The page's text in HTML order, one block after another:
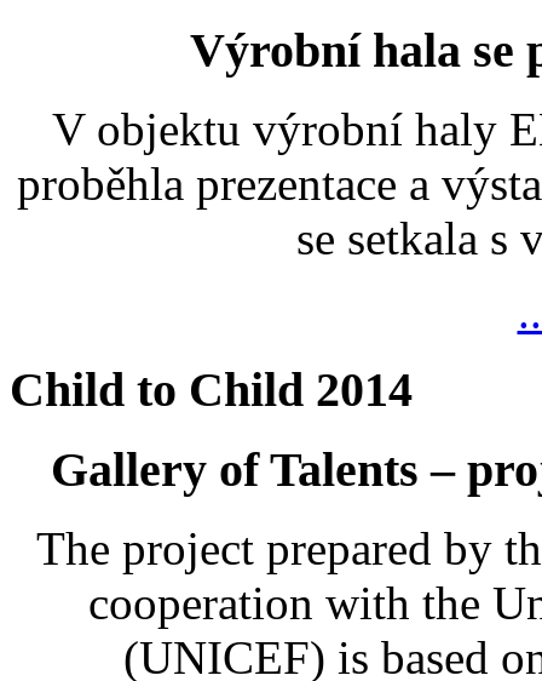
Výrobní hala
V objektu výrobní haly
proběhla prezentace a
se setkala s
Child to Child 2014
Gallery of Talents –
The project prepared by
cooperation with the
(UNICEF) is based